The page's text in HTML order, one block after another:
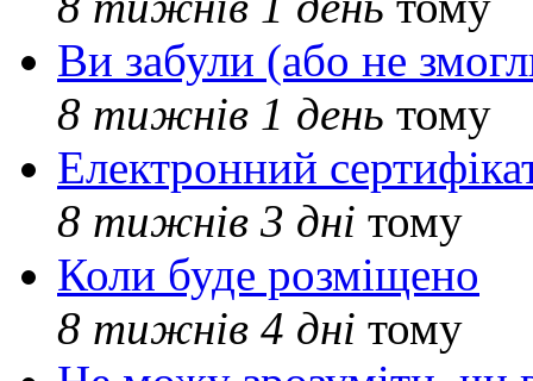
Ви забули (або не
8 тижнів 1 день тому
Електронний
8 тижнів 3 дні тому
Коли буде розміщено
8 тижнів 4 дні тому